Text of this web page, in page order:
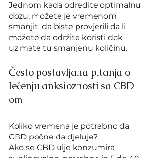
Jednom kada odredite optimalnu
dozu, možete je vremenom
smanjiti da biste provjerili da li
možete da održite koristi dok
uzimate tu smanjenu količinu.
Često postavljana pitanja o
lečenju anksioznosti sa CBD-
om
Koliko vremena je potrebno da
CBD počne da djeluje?
Ako se CBD ulje konzumira